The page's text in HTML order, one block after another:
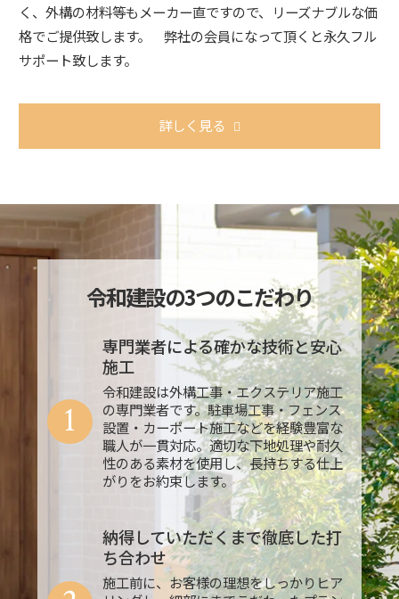
く、外構の材料等もメーカー直ですので、リーズナブルな価
格でご提供致します。 弊社の会員になって頂くと永久フル
サポート致します。
詳しく見る
令和建設の3つのこだわり
専門業者による確かな技術と安心
施工
令和建設は外構工事・エクステリア施工
の専門業者です。駐車場工事・フェンス
設置・カーポート施工などを経験豊富な
職人が一貫対応。適切な下地処理や耐久
性のある素材を使用し、長持ちする仕上
がりをお約束します。
1
納得していただくまで徹底した打
ち合わせ
施工前に、お客様の理想をしっかりヒア